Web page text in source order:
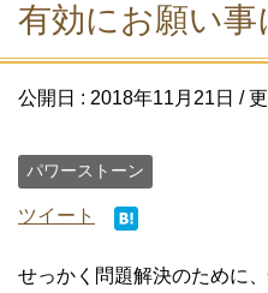
有効にお願い事
公開日 : 2018年11月21日 /
パワーストーン
ツイート
せっかく問題解決のために